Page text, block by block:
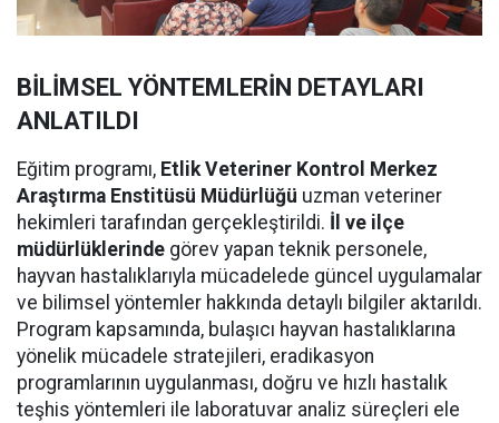
BİLİMSEL YÖNTEMLERİN DETAYLARI
ANLATILDI
Eğitim programı, Etlik Veteriner Kontrol Merkez
Araştırma Enstitüsü Müdürlüğü uzman veteriner
hekimleri tarafından gerçekleştirildi. İl ve ilçe
müdürlüklerinde görev yapan teknik personele,
hayvan hastalıklarıyla mücadelede güncel uygulamalar
ve bilimsel yöntemler hakkında detaylı bilgiler aktarıldı.
Program kapsamında, bulaşıcı hayvan hastalıklarına
yönelik mücadele stratejileri, eradikasyon
programlarının uygulanması, doğru ve hızlı hastalık
teşhis yöntemleri ile laboratuvar analiz süreçleri ele